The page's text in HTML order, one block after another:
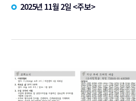
2025년 11월 2일 <주보>